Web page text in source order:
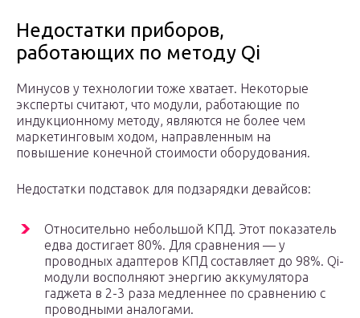
Недостатки приборов,
работающих по методу Qi
Минусов у технологии тоже хватает. Некоторые
эксперты считают, что модули, работающие по
индукционному методу, являются не более чем
маркетинговым ходом, направленным на
повышение конечной стоимости оборудования.
Недостатки подставок для подзарядки девайсов:
Относительно небольшой КПД. Этот показатель
едва достигает 80%. Для сравнения — у
проводных адаптеров КПД составляет до 98%. Qi-
модули восполняют энергию аккумулятора
гаджета в 2-3 раза медленнее по сравнению с
проводными аналогами.